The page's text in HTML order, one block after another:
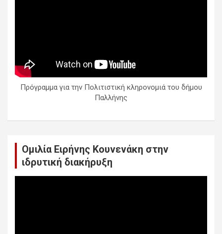
Πρόγραμμα για την Πολιτιστική κληρονομιά του δήμου
Παλλήνης
Ομιλία Ειρήνης Κουνενάκη στην
ιδρυτική διακήρυξη